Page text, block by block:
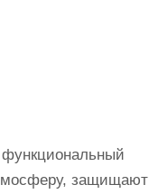
защищают